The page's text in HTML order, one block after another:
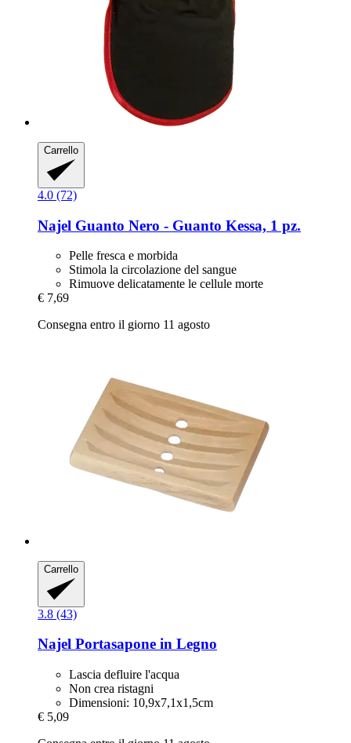
Carrello
4.0 (72)
Najel Guanto Nero -​ Guanto Kessa, 1 pz.
Pelle fresca e morbida
Stimola la circolazione del sangue
Rimuove delicatamente le cellule morte
€ 7,69
Consegna entro il giorno 11 agosto
Carrello
3.8 (43)
Najel Portasapone in Legno
Lascia defluire l'acqua
Non crea ristagni
Dimensioni: 10,9x7,1x1,5cm
€ 5,09